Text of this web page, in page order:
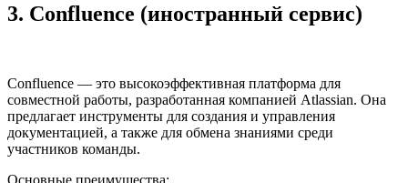
3. Confluence (иностранный сервис)
Confluence — это высокоэффективная платформа для
совместной работы, разработанная компанией Atlassian. Она
предлагает инструменты для создания и управления
документацией, а также для обмена знаниями среди
участников команды.
Основные преимущества: